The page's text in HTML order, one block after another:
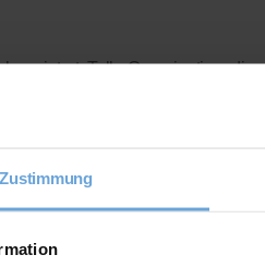
Zustimmung
Tolle Organisation,
auf ein Abo komplett
- was wir allerdings auch bei
- wer hätte das gedacht!?
auf der offiziellen